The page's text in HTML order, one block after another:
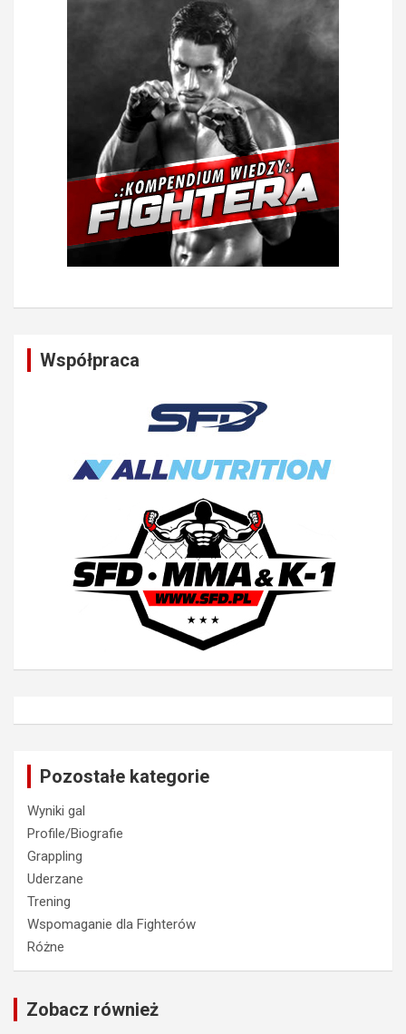
Współpraca
Pozostałe kategorie
Wyniki gal
Profile/Biografie
Grappling
Uderzane
Trening
Wspomaganie dla Fighterów
Różne
Zobacz również